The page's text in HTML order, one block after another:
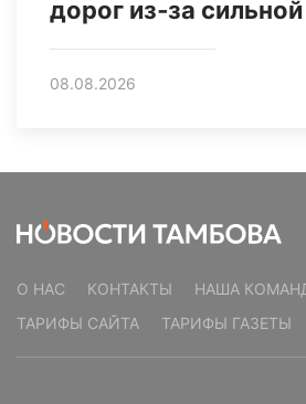
дорог из‑за
08.08.2026
О НАС КОНТАКТЫ НАША
ТАРИФЫ САЙТА
ТАРИФЫ ГАЗЕТЫ